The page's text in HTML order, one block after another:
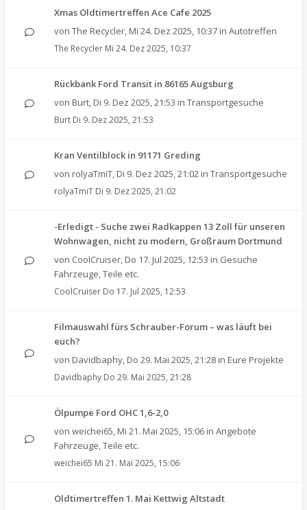
Xmas Oldtimertreffen Ace Cafe 2025
von The Recycler, Mi 24. Dez 2025, 10:37 in Autotreffen
The Recycler Mi 24. Dez 2025, 10:37
Rückbank Ford Transit in 86165 Augsburg
von Burt, Di 9. Dez 2025, 21:53 in Transportgesuche
Burt Di 9. Dez 2025, 21:53
Kran Ventilblock in 91171 Greding
von rolyaTmiT, Di 9. Dez 2025, 21:02 in Transportgesuche
rolyaTmiT Di 9. Dez 2025, 21:02
-Erledigt - Suche zwei Radkappen 13 Zoll für unseren
Wohnwagen, nicht zu modern, Großraum Dortmund
von CoolCruiser, Do 17. Jul 2025, 12:53 in Gesuche
Fahrzeuge, Teile etc.
CoolCruiser Do 17. Jul 2025, 12:53
Filmauswahl fürs Schrauber-Forum – was läuft bei
euch?
von Davidbaphy, Do 29. Mai 2025, 21:28 in Eure Projekte
Davidbaphy Do 29. Mai 2025, 21:28
Ölpumpe Ford OHC 1,6-2,0
von weichei65, Mi 21. Mai 2025, 15:06 in Angebote
Fahrzeuge, Teile etc.
weichei65 Mi 21. Mai 2025, 15:06
Oldtimertreffen 1. Mai Kettwig Altstadt